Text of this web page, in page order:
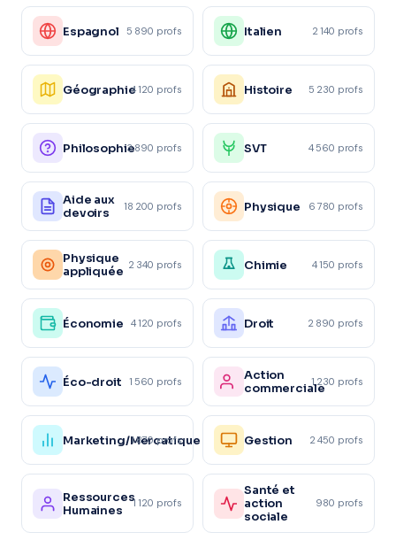
Espagnol 5 890 profs Italien 2 140 profs
Géographie4 120 profs Histoire 5 230 profs
Philosophie3 890 profs SVT 4 560 profs
Aide aux
devoirs
18 200 profs Physique 6 780 profs
Physique
appliquée 2 340 profs Chimie 4 150 profs
Économie 4 120 profs Droit 2 890 profs
Éco-droit 1 560 profs
Action
commerciale1 230 profs
Marketing/Mercatique
1 870 profs Gestion 2 450 profs
Ressources
Humaines
1 120 profs
Santé et
action
sociale
980 profs